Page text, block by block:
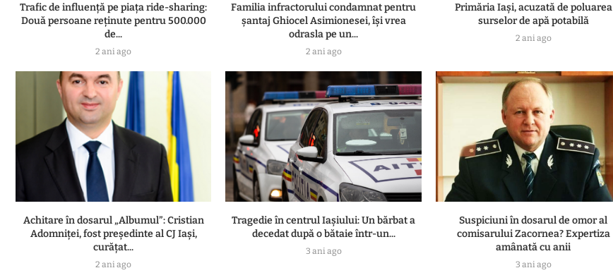
Trafic de influență pe piața ride-sharing:
Două persoane reținute pentru 500.000
de...
2 ani ago
Familia infractorului condamnat pentru
șantaj Ghiocel Asimionesei, își vrea
odrasla pe un...
2 ani ago
Primăria Iași, acuzată de poluarea
surselor de apă potabilă
2 ani ago
Achitare în dosarul „Albumul”: Cristian
Adomniţei, fost preşedinte al CJ Iaşi,
curăţat...
2 ani ago
Tragedie în centrul Iașiului: Un bărbat a
decedat după o bătaie într-un...
3 ani ago
Suspiciuni în dosarul de omor al
comisarului Zacornea? Expertiza
amânată cu anii
3 ani ago